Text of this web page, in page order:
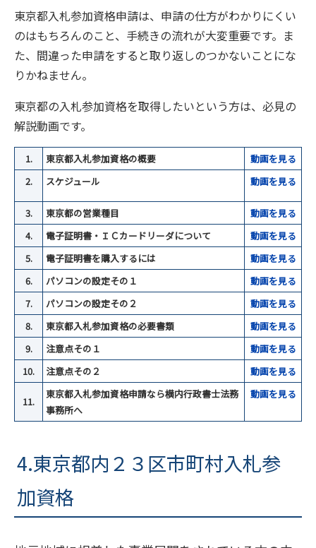
東京都入札参加資格申請は、申請の仕方がわかりにくい
のはもちろんのこと、手続きの流れが大変重要です。ま
た、間違った申請をすると取り返しのつかないことにな
りかねません。
東京都の入札参加資格を取得したいという方は、必見の
解説動画です。
1. 東京都入札参加資格の概要
動画を見る
2.
スケジュール 動画を見る
3. 東京都の営業種目 動画を見る
4.
電子証明書・ＩＣカードリーダについて
動画を見る
5.
電子証明書を購入するには
動画を見る
6.
パソコンの設定その１
動画を見る
7.
パソコンの設定その２
動画を見る
8.
東京都入札参加資格の必要書類
動画を見る
9.
注意点その１
動画を見る
10.
注意点その２ 動画を見る
11.
東京都入札参加資格申請なら横内行政書士法務
事務所へ
動画を見る
4.東京都内２３区市町村入札参
加資格